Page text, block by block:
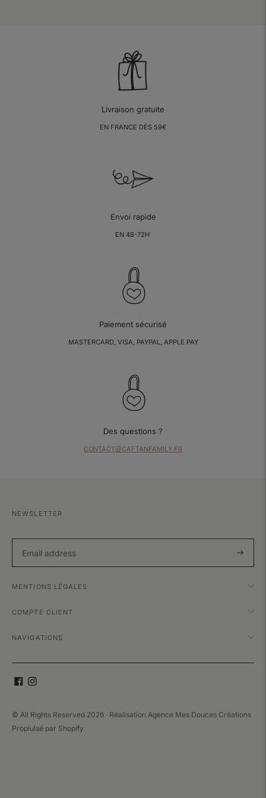
Livraison gratuite
EN FRANCE DÈS 59€
Envoi rapide
EN 48-72H
Paiement sécurisé
MASTERCARD, VISA, PAYPAL, APPLE PAY
Des questions ?
CONTACT@CAFTANFAMILY.FR
NEWSLETTER
MENTIONS LÉGALES
COMPTE CLIENT
NAVIGATIONS
© All Rights Reserved 2026 · Réalisation Agence Mes Douces Créations
Proplulsé par Shopify